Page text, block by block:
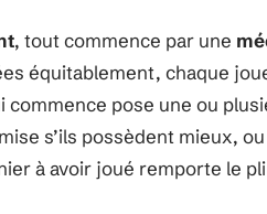
, tout commence par une
équitablement, chaque
commence pose une ou
s’ils possèdent mieux,
à avoir joué remporte le